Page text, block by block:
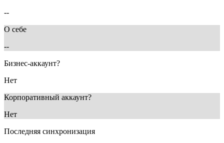
--
О себе
--
Бизнес-аккаунт?
Нет
Корпоративный аккаунт?
Нет
Последняя синхронизация